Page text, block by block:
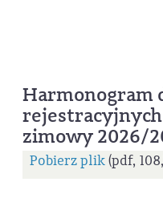
Harmonogram
zimowy 2026/
Pobierz plik(pdf,